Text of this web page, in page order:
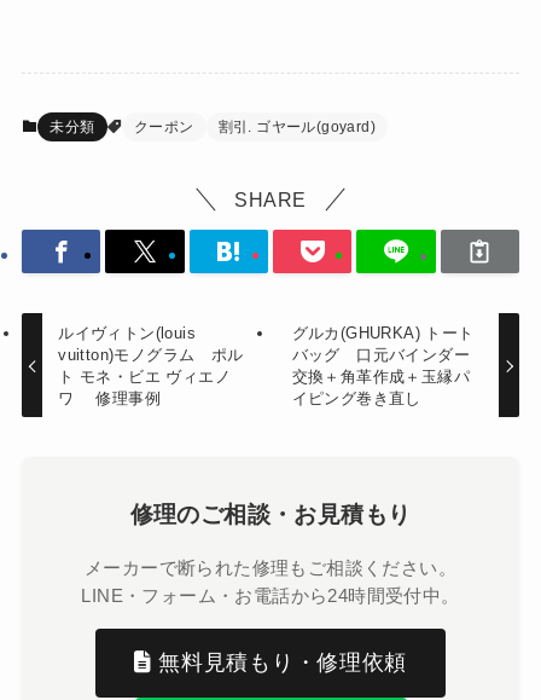
未分類 クーポン 割引. ゴヤール(goyard)
SHARE
ルイヴィトン(louis
vuitton)モノグラム ポル
ト モネ・ビエ ヴィエノ
ワ 修理事例
グルカ(GHURKA) トート
バッグ 口元バインダー
交換＋角革作成＋玉縁パ
イピング巻き直し
修理のご相談・お見積もり
メーカーで断られた修理もご相談ください。
LINE・フォーム・お電話から24時間受付中。
無料見積もり・修理依頼